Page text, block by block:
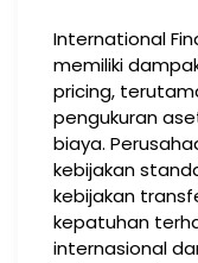
International
memiliki
pricing,
pengukuran
biaya.
kebijakan
kebijakan
kepatuhan
internasional